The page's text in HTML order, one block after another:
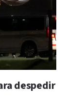
despedir